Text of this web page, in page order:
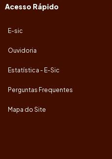
Acesso Rápido
E-sic
Ouvidoria
Estatística - E-Sic
Perguntas Frequentes
Mapa do Site